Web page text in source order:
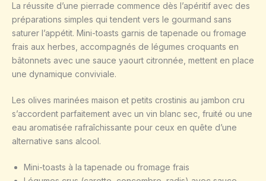
La réussite d’une pierrade commence dès l’apéritif avec des
préparations simples qui tendent vers le gourmand sans
saturer l’appétit. Mini-toasts garnis de tapenade ou fromage
frais aux herbes, accompagnés de légumes croquants en
bâtonnets avec une sauce yaourt citronnée, mettent en place
une dynamique conviviale.
Les olives marinées maison et petits crostinis au jambon cru
s’accordent parfaitement avec un vin blanc sec, fruité ou une
eau aromatisée rafraîchissante pour ceux en quête d’une
alternative sans alcool.
Mini-toasts à la tapenade ou fromage frais